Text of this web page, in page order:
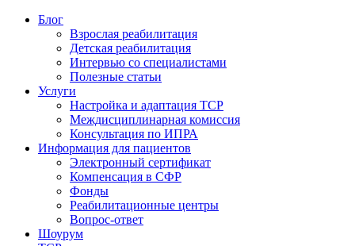
Блог
Взрослая реабилитация
Детская реабилитация
Интервью со специалистами
Полезные статьи
Услуги
Настройка и адаптация ТСР
Междисциплинарная комиссия
Консультация по ИПРА
Информация для пациентов
Электронный сертификат
Компенсация в СФР
Фонды
Реабилитационные центры
Вопрос-ответ
Шоурум